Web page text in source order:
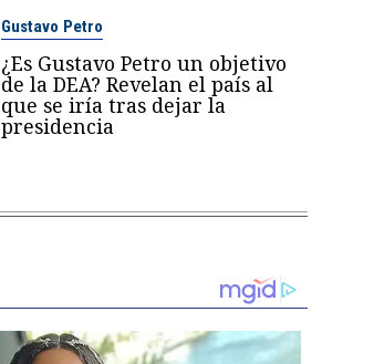
Gustavo Petro
¿Es Gustavo Petro un objetivo
de la DEA? Revelan el país al
que se iría tras dejar la
presidencia